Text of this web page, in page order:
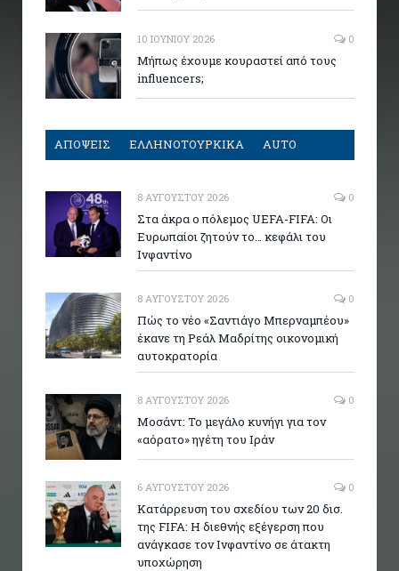
10 ΙΟΥΝΊΟΥ 2026 0
Μήπως έχουμε κουραστεί από τους
influencers;
ΑΠΟΨΕΙΣ ΕΛΛΗΝΟΤΟΥΡΚΙΚΑ AUTO
8 ΑΥΓΟΎΣΤΟΥ 2026 0
Στα άκρα ο πόλεμος UEFA-FIFA: Οι
Ευρωπαίοι ζητούν το… κεφάλι του
Ινφαντίνο
8 ΑΥΓΟΎΣΤΟΥ 2026 0
Πώς το νέο «Σαντιάγο Μπερναμπέου»
έκανε τη Ρεάλ Μαδρίτης οικονομική
αυτοκρατορία
8 ΑΥΓΟΎΣΤΟΥ 2026 0
Μοσάντ: Το μεγάλο κυνήγι για τον
«αόρατο» ηγέτη του Ιράν
6 ΑΥΓΟΎΣΤΟΥ 2026 0
Κατάρρευση του σχεδίου των 20 δισ.
της FIFA: Η διεθνής εξέγερση που
ανάγκασε τον Ινφαντίνο σε άτακτη
υποχώρηση